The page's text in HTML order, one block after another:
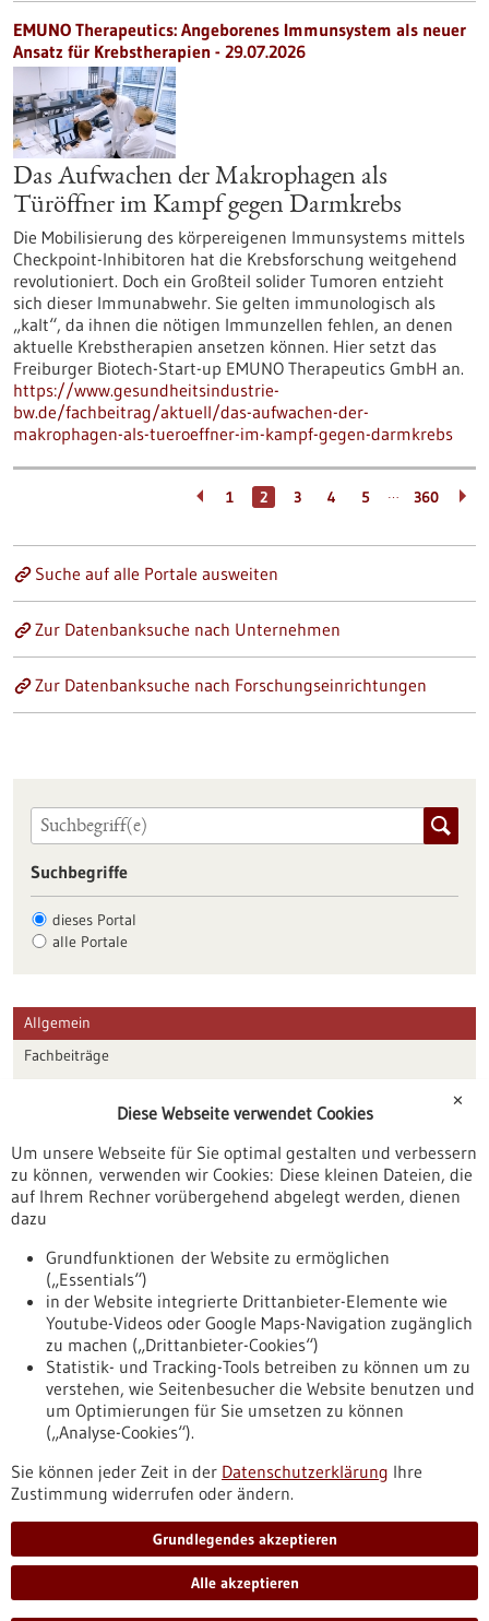
EMUNO Therapeutics: Angeborenes Immunsystem als neuer
Ansatz für Krebstherapien - 29.07.2026
Das Aufwachen der Makrophagen als
Türöffner im Kampf gegen Darmkrebs
Die Mobilisierung des körpereigenen Immunsystems mittels
Checkpoint-Inhibitoren hat die Krebsforschung weitgehend
revolutioniert. Doch ein Großteil solider Tumoren entzieht
sich dieser Immunabwehr. Sie gelten immunologisch als
„kalt“, da ihnen die nötigen Immunzellen fehlen, an denen
aktuelle Krebstherapien ansetzen können. Hier setzt das
Freiburger Biotech-Start-up EMUNO Therapeutics GmbH an.
https://www.gesundheitsindustrie-
bw.de/fachbeitrag/aktuell/das-aufwachen-der-
makrophagen-als-tueroeffner-im-kampf-gegen-darmkrebs
1 2 3 4 5 … 360
Suche auf alle Portale ausweiten
Zur Datenbanksuche nach Unternehmen
Zur Datenbanksuche nach Forschungseinrichtungen
Suchbegriffe
dieses Portal
alle Portale
Allgemein
Fachbeiträge
Veranstaltungen
Erscheinungsdatum
Nach oben
Informiert bleiben
Newsletter abonnieren
✕
Diese Webseite verwendet Cookies
Um unsere Webseite für Sie optimal gestalten und verbessern
zu können, verwenden wir Cookies: Diese kleinen Dateien, die
auf Ihrem Rechner vorübergehend abgelegt werden, dienen
dazu
Grundfunktionen der Website zu ermöglichen
(„Essentials“)
in der Website integrierte Drittanbieter-Elemente wie
Youtube-Videos oder Google Maps-Navigation zugänglich
zu machen („Drittanbieter-Cookies“)
Statistik- und Tracking-Tools betreiben zu können um zu
verstehen, wie Seitenbesucher die Website benutzen und
um Optimierungen für Sie umsetzen zu können
(„Analyse-Cookies“).
Sie können jeder Zeit in der Datenschutzerklärung Ihre
Zustimmung widerrufen oder ändern.
Grundlegendes akzeptieren
Alle akzeptieren